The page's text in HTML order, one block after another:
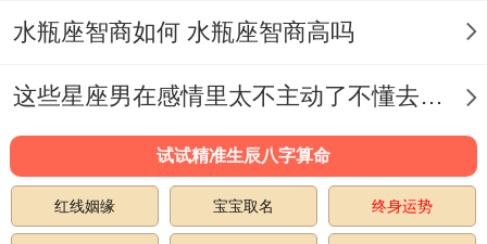
态。
情感管理制度.
比方说设定"接触异性三原则啊"...这种自律
水瓶座智商如何 水瓶座智商高吗
这些星座男在感情里太不主动了不懂去爱 这些星座男在感情中排第几
试试精准生辰八字算命
红线姻缘 宝宝取名 终身运势